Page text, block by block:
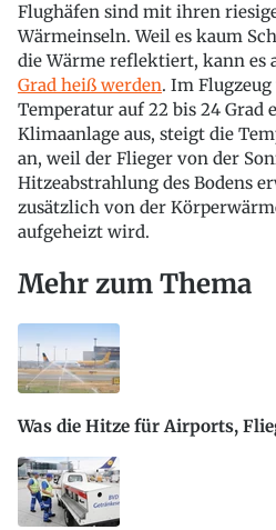
Flughäfen sind mit ihren
Wärmeinseln. Weil es kaum
die Wärme reflektiert, kann es
Grad heiß werden. Im
Temperatur auf 22 bis 24 Grad
Klimaanlage aus, steigt die
an, weil der Flieger von der
Hitzeabstrahlung des Bodens
zusätzlich von der
aufgeheizt wird.
Mehr zum Thema
Was die Hitze für Airports,